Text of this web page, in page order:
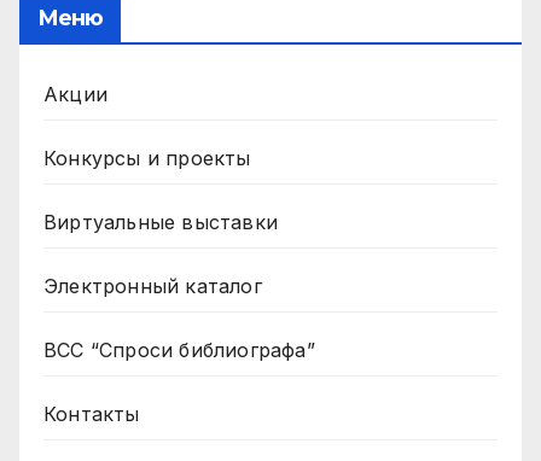
Меню
Акции
Конкурсы и проекты
Виртуальные выставки
Электронный каталог
ВСС “Спроси библиографа”
Контакты